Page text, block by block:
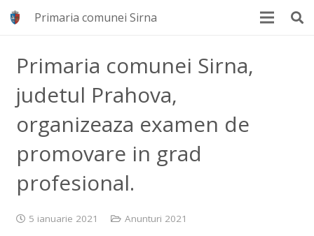
Primaria comunei Sirna
Primaria comunei Sirna,
judetul Prahova,
organizeaza examen de
promovare in grad
profesional.
5 ianuarie 2021 Anunturi 2021